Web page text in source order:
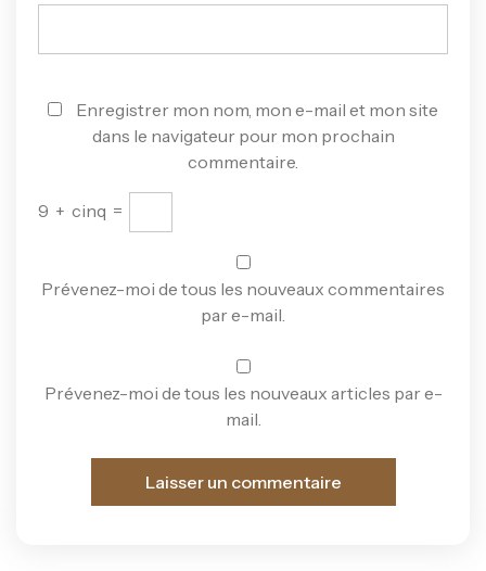
Enregistrer mon nom, mon e-mail et mon site
dans le navigateur pour mon prochain
commentaire.
9 + cinq =
Prévenez-moi de tous les nouveaux commentaires
par e-mail.
Prévenez-moi de tous les nouveaux articles par e-
mail.